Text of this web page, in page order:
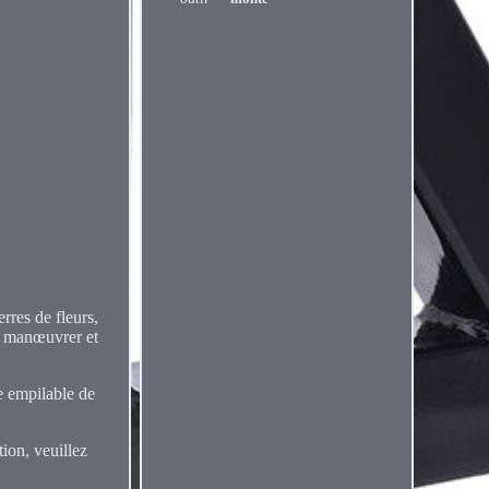
de fleurs,
manœuvrer et
empilable de
veuillez